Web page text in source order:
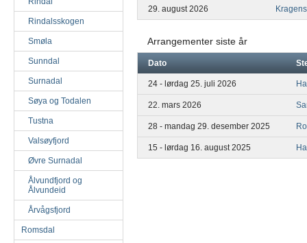
Rindalsskogen
Smøla
Sunndal
Surnadal
Søya og Todalen
Tustna
Valsøyfjord
Øvre Surnadal
Ålvundfjord og
Ålvundeid
Årvågsfjord
Romsdal
29. august 2026
Arrangementer siste år
Dato
24 - lørdag 25. juli 2026
22. mars 2026
28 - mandag 29. desember 2025
15 - lørdag 16. august 2025